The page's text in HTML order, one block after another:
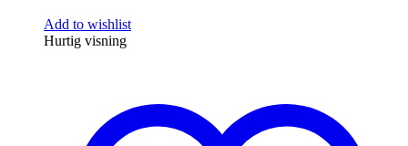
Add to wishlist
Hurtig visning